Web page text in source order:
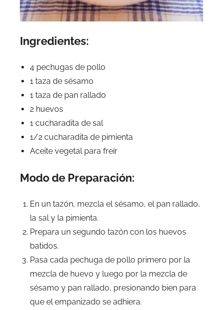
Ingredientes:
4 pechugas de pollo
1 taza de sésamo
1 taza de pan rallado
2 huevos
1 cucharadita de sal
1/2 cucharadita de pimienta
Aceite vegetal para freír
Modo de Preparación:
En un tazón, mezcla el sésamo, el pan rallado,
la sal y la pimienta.
Prepara un segundo tazón con los huevos
batidos.
Pasa cada pechuga de pollo primero por la
mezcla de huevo y luego por la mezcla de
sésamo y pan rallado, presionando bien para
que el empanizado se adhiera.